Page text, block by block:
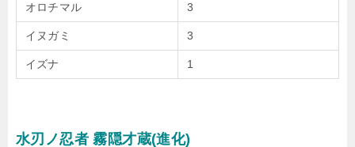
オロチマル 3
イヌガミ 3
イズナ 1
水刃ノ忍者 霧隠才蔵(進化)